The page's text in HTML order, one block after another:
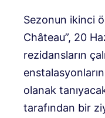
Sezonun ikinci
Château”, 20
rezidansların
olanak
tarafından bir